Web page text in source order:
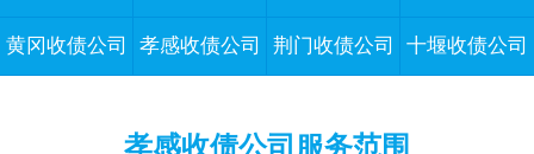
黄冈收债公司 孝感收债公司 荆门收债公司 十堰收债公司
孝感收债公司服务范围